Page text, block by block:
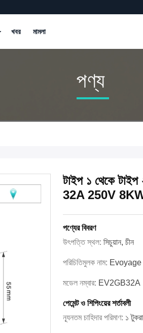
খবর মামলা
পণ্য
টাইপ ১ থেকে
32A 250V 8KW
পণ্যের বিবরণ
উৎপত্তি স্থল: সিচুয়ান, চীন
পরিচিতিমুলক নাম: Evoyage
মডেল নম্বার: EV2GB32A
পেমেন্ট ও শিপিংয়ের শর্তাবলী
ন্যূনতম চাহিদার পরিমাণ: ১ টুকরা